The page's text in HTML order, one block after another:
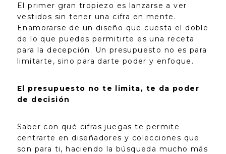
El primer gran tropiezo es lanzarse a ver
vestidos sin tener una cifra en mente.
Enamorarse de un diseño que cuesta el doble
de lo que puedes permitirte es una receta
para la decepción. Un presupuesto no es para
limitarte, sino para darte poder y enfoque.
El presupuesto no te limita, te da poder
de decisión
Saber con qué cifras juegas te permite
centrarte en diseñadores y colecciones que
son para ti, haciendo la búsqueda mucho más